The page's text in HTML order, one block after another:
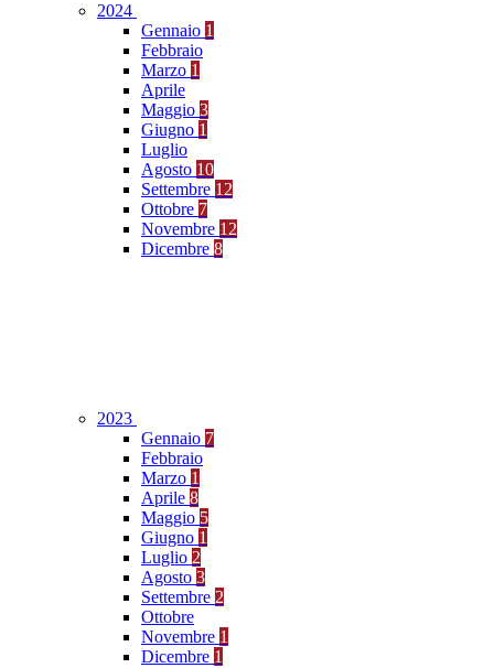
2024
Gennaio 1
Febbraio
Marzo 1
Aprile
Maggio 3
Giugno 1
Luglio
Agosto 10
Settembre 12
Ottobre 7
Novembre 12
Dicembre 8
2023
Gennaio 7
Febbraio
Marzo 1
Aprile 8
Maggio 5
Giugno 1
Luglio 2
Agosto 3
Settembre 2
Ottobre
Novembre 1
Dicembre 1